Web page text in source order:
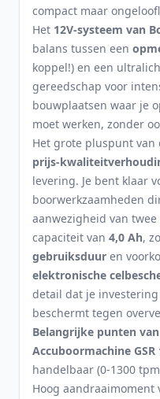
compact maar
Het 12V-systeem van
balans tussen een
koppel!) en een
gereedschap voor
bouwplaatsen waar je
moet werken, zonder
Het grote pluspunt van
prijs-
levering. Je bent klaar
boorwerkzaamheden
aanwezigheid van
capaciteit van 4,0 Ah,
gebruiksduur en
elektronische
detail dat je
beschermt tegen
Belangrijke punten
Accuboormachine GSR
handelbaar (0-1300
Hoog aandraaimoment